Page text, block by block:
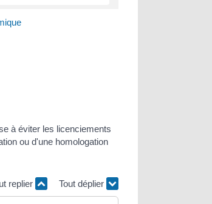
à éviter les licenciements
ou d'une homologation
replier Tout déplier